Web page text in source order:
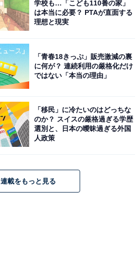
学校も…「こども110番の家」
は本当に必要？ PTAが直面する
理想と現実
「青春18きっぷ」販売激減の裏
に何が？ 連続利用の厳格化だけ
ではない「本当の理由」
「移民」に冷たいのはどっちな
のか？ スイスの厳格過ぎる学歴
選別と、日本の曖昧過ぎる外国
人政策
連載をもっと見る